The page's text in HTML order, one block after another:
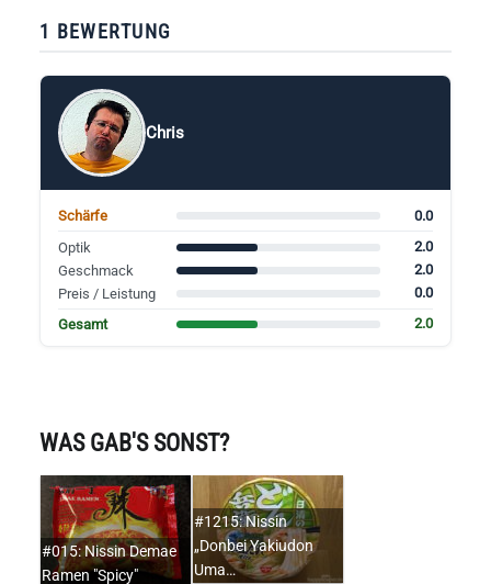
1 BEWERTUNG
Chris
Schärfe
0.0
Optik
2.0
Geschmack
2.0
Preis / Leistung
0.0
Gesamt
2.0
WAS GAB'S SONST?
#015: Nissin Demae
Ramen "Spicy"
#1215: Nissin
„Donbei Yakiudon
Uma…